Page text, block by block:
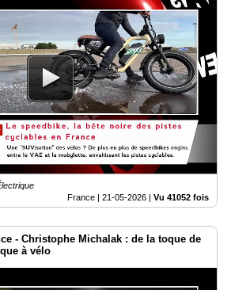
France | 21-05-2026 | Vu 41052 fois
- Christophe Michalak : de la toque de
à vélo